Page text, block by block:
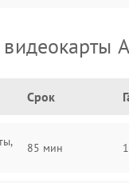
Срок
85 мин